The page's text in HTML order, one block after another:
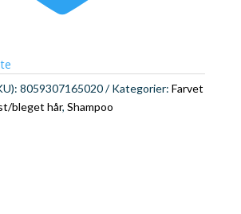
8059307165020 Kategorier: Farvet
bleget hår, Shampoo